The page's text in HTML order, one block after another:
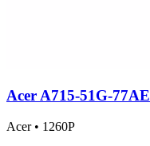
Acer A715-51G-77AE
Acer • 1260P